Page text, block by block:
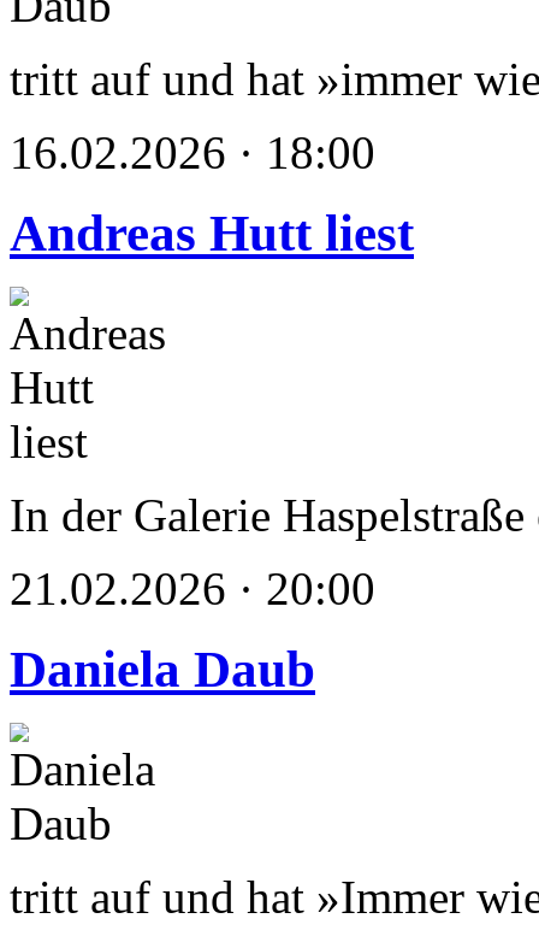
tritt auf und hat »immer
16.02.2026 · 18:00
Andreas Hutt liest
In der Galerie
21.02.2026 · 20:00
Daniela Daub
tritt auf und hat »Immer